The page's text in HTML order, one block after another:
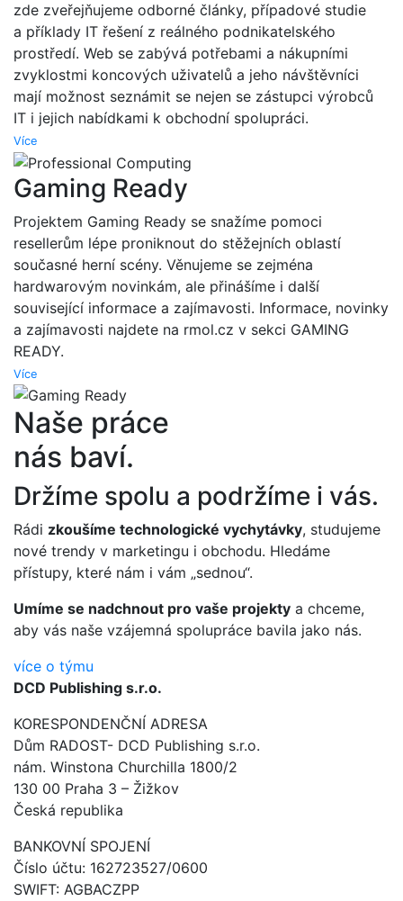
zde zveřejňujeme odborné články, případové studie
a příklady IT řešení z reálného podnikatelského
prostředí. Web se zabývá potřebami a nákupními
zvyklostmi koncových uživatelů a jeho návštěvníci
mají možnost seznámit se nejen se zástupci výrobců
IT i jejich nabídkami k obchodní spolupráci.
Více
Gaming Ready
Projektem Gaming Ready se snažíme pomoci
resellerům lépe proniknout do stěžejních oblastí
současné herní scény. Věnujeme se zejména
hardwarovým novinkám, ale přinášíme i další
související informace a zajímavosti. Informace, novinky
a zajímavosti najdete na rmol.cz v sekci GAMING
READY.
Více
Naše práce
nás baví.
Držíme spolu a podržíme i vás.
Rádi zkoušíme technologické vychytávky, studujeme
nové trendy v marketingu i obchodu. Hledáme
přístupy, které nám i vám „sednou“.
Umíme se nadchnout pro vaše projekty a chceme,
aby vás naše vzájemná spolupráce bavila jako nás.
více o týmu
DCD Publishing s.r.o.
KORESPONDENČNÍ ADRESA
Dům RADOST- DCD Publishing s.r.o.
nám. Winstona Churchilla 1800/2
130 00 Praha 3 – Žižkov
Česká republika
BANKOVNÍ SPOJENÍ
Číslo účtu: 162723527/0600
SWIFT: AGBACZPP